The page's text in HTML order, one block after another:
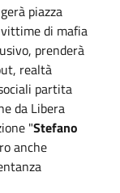
piazza
di mafia
prenderà
realtà
partita
da Libera
"Stefano
anche